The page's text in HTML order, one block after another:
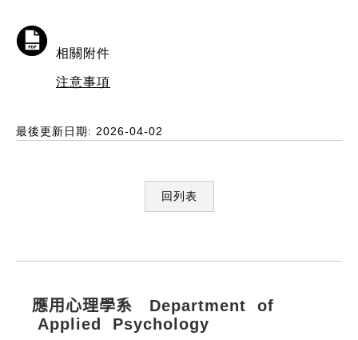
相關附件
注意事項
最後更新日期: 2026-04-02
回列表
應用心理學系 Department of
Applied Psychology